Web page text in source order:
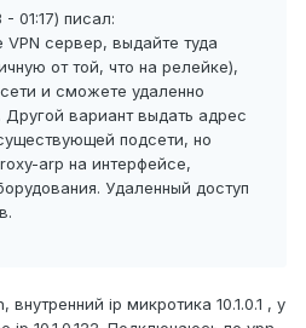
01:17) писал:
сервер, выдайте туда
от той, что на релейке),
и сможете удаленно
Другой вариант выдать адрес
подсети, но
arp на интерфейсе,
Удаленный доступ
ip микротика 10.1.0.1 , у